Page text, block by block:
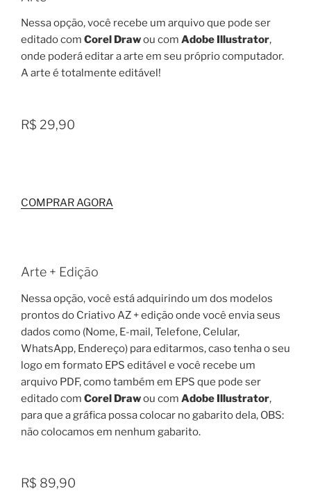
Nessa opção, você recebe um arquivo que pode ser
editado com Corel Drawou com Adobe Illustrator,
onde poderá editar a arte em seu próprio computador.
A arte é totalmente editável!
R$ 29,90
COMPRAR AGORA
Arte + Edição
Nessa opção, você está adquirindo um dos modelos
prontos do Criativo AZ + edição onde você envia seus
dados como (Nome, E-mail, Telefone, Celular,
WhatsApp, Endereço) para editarmos, caso tenha o seu
logo em formato EPS editável e você recebe um
arquivo PDF, como também em EPS que pode ser
editado com Corel Drawou com Adobe Illustrator,
para que a gráfica possa colocar no gabarito dela, OBS:
não colocamos em nenhum gabarito.
R$ 89,90